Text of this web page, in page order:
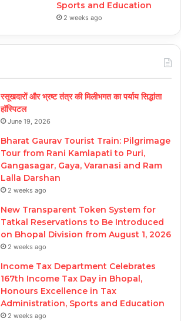
Sports and Education
2 weeks ago
रसूखदारों और भ्रष्ट तंत्र की मिलीभगत का पर्याय सिद्धांता
हॉस्पिटल
June 19, 2026
Bharat Gaurav Tourist Train: Pilgrimage
Tour from Rani Kamlapati to Puri,
Gangasagar, Gaya, Varanasi and Ram
Lalla Darshan
2 weeks ago
New Transparent Token System for
Tatkal Reservations to Be Introduced
on Bhopal Division from August 1, 2026
2 weeks ago
Income Tax Department Celebrates
167th Income Tax Day in Bhopal,
Honours Excellence in Tax
Administration, Sports and Education
2 weeks ago